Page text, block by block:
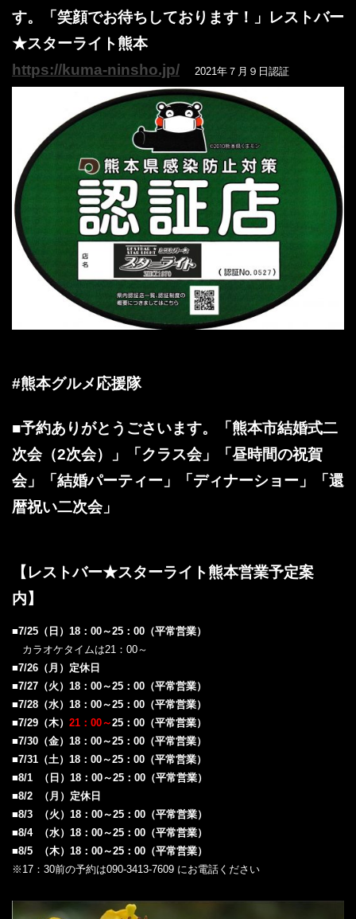
す。「笑顔でお待ちしております！」レストバー
★スターライト熊本
https://kuma-ninsho.jp/
2021年７月９日認証
#熊本グルメ応援隊
■予約ありがとうごさいます。「熊本市結婚式二
次会（2次会）」「クラス会」「昼時間の祝賀
会」「結婚パーティー」「ディナーショー」「還
暦祝い二次会」
【レストバー★スターライト熊本‎営業予定案
内‎】
■7/25（日）18：00～25：00（平常営業）
カラオケタイムは21：00～
■7/26（月）定休日
■7/27（火）18：00～25：00（平常営業）
■7/28（水）18：00～25：00（平常営業）
■7/29（木） 21：00～25：00（平常営業）
■7/30 （金）18：00～25：00（平常営業）
■7/31（土）18：00～25：00（平常営業）
■8/1 （日）18：00～25：00（平常営業）
■8/2 （月）定休日
■8/3 （火）18：00～25：00（平常営業）
■8/4 （水）18：00～25：00（平常営業）
■8/5 （木）18：00～25：00（平常営業）
※17：30前の予約は090-3413-7609 にお電話ください